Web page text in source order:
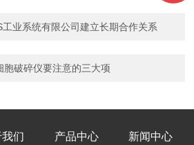
工业系统有限公司建立长期合作关系
胞破碎仪要注意的三大项
们 产品中心 新闻中心